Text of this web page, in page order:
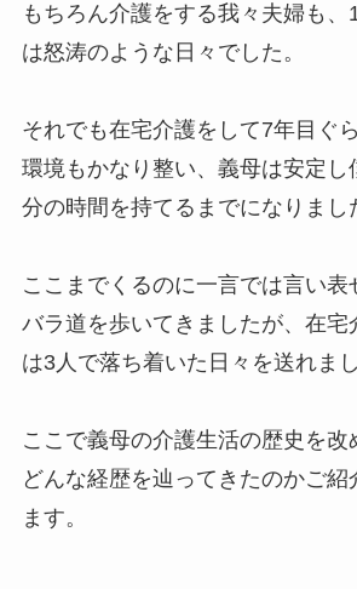
もちろん介護をする我々夫婦も、
は怒涛のような日々でした。
それでも在宅介護をして7年目ぐ
環境もかなり整い、義母は安定し
分の時間を持てるまでになりまし
ここまでくるのに一言では言い表
バラ道を歩いてきましたが、在宅
は3人で落ち着いた日々を送れまし
ここで義母の介護生活の歴史を改
どんな経歴を辿ってきたのかご紹
ます。